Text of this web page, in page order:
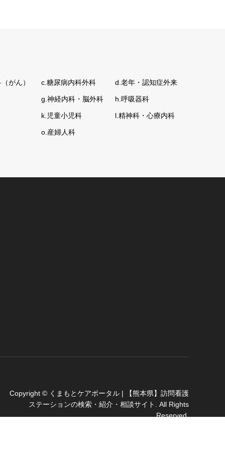
がん） c.糖尿病内科外科 d.老年・認知症外来
g.神経内科・脳外科 h.呼吸器科
k.児童小児科 l.精神科・心療内科
o.産婦人科
Copyright © くまもとケアポータル | 【熊本県】訪問看護
ステーションの検索・紹介・相談サイト
. All Rights
Reserved.